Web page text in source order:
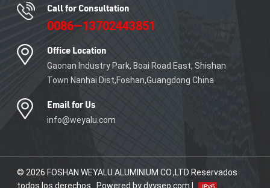
Call for Consultation
0086—13702443851
Office Location
Gaonan Industry Park, Boai Road East, Shishan
Town Nanhai Dist,Foshan,Guangdong China
Email for Us
info@weyalu.com
© 2026 FOSHAN WEYALU ALUMINIUM CO.,LTD Reservados
todos los derechos . Powered by dyyseo.com |